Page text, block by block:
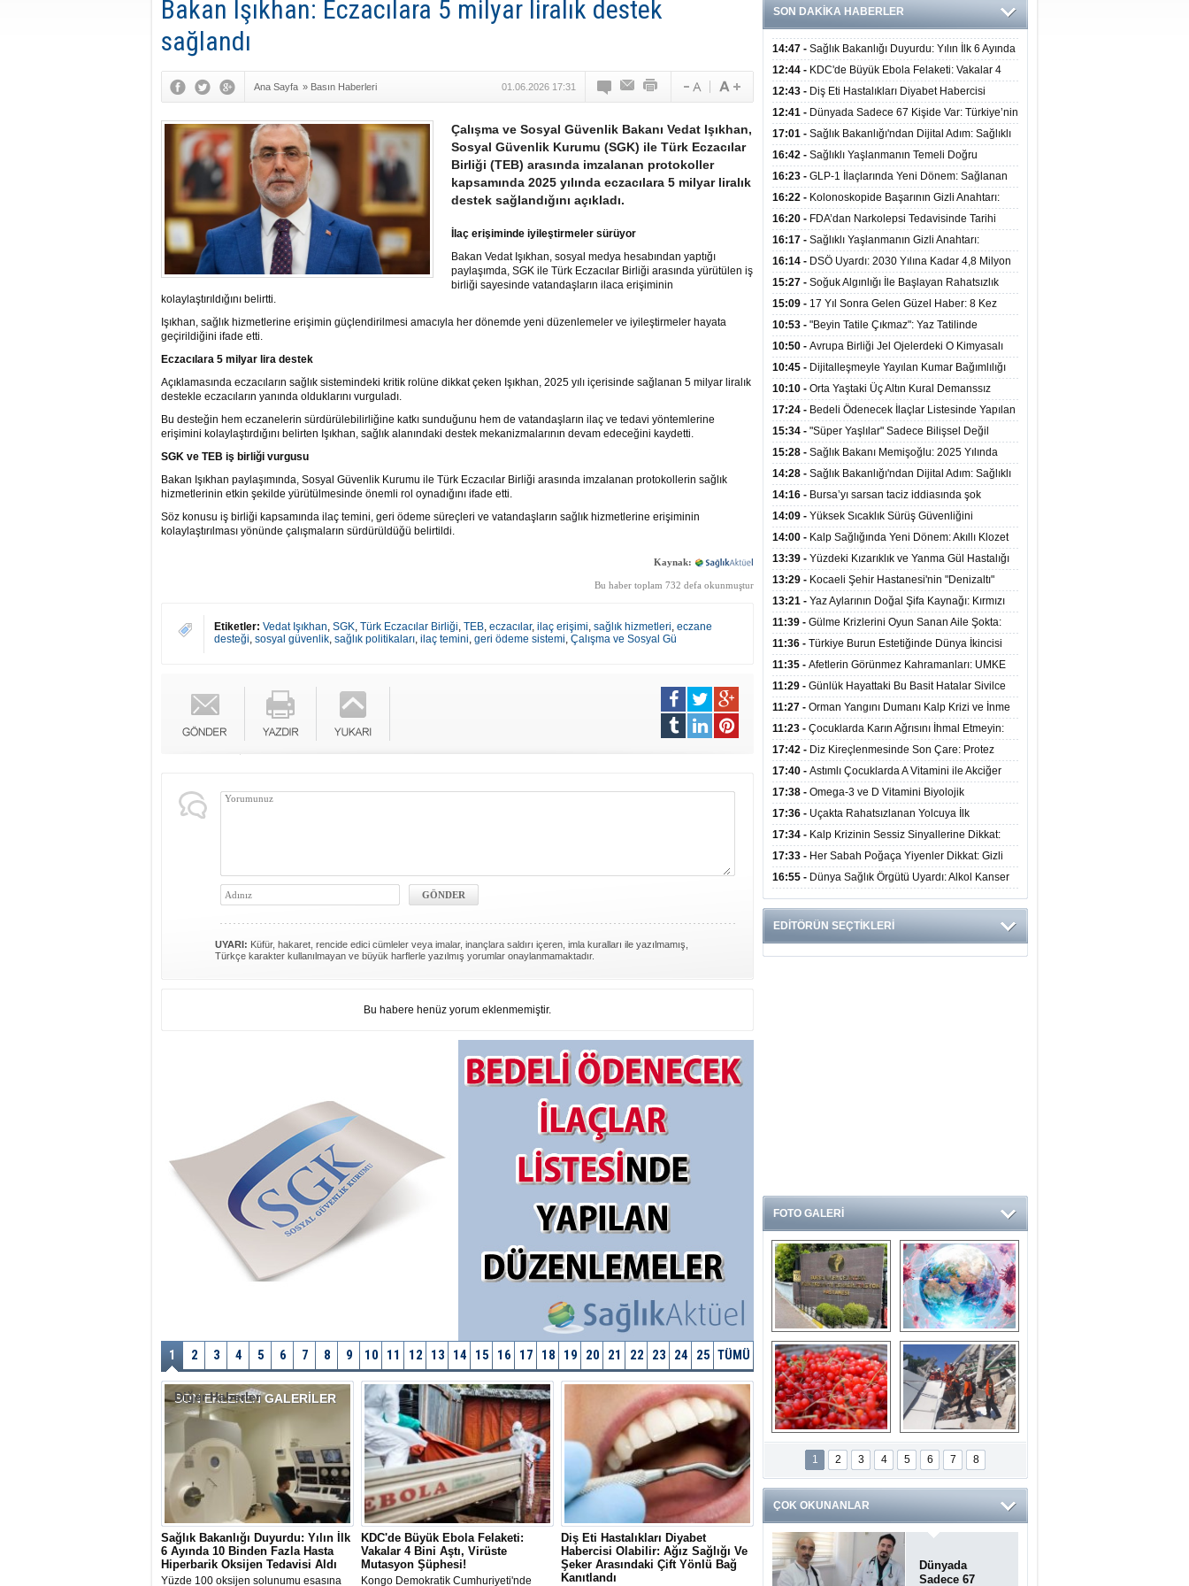
Bakan Işıkhan: Eczacılara 5 milyar liralık destek
sağlandı
Ana Sayfa » Basın Haberleri 01.06.2026 17:31
Çalışma ve Sosyal Güvenlik Bakanı Vedat Işıkhan,
Sosyal Güvenlik Kurumu (SGK) ile Türk Eczacılar
Birliği (TEB) arasında imzalanan protokoller
kapsamında 2025 yılında eczacılara 5 milyar liralık
destek sağlandığını açıkladı.
İlaç erişiminde iyileştirmeler sürüyor
Bakan Vedat Işıkhan, sosyal medya hesabından yaptığı
paylaşımda, SGK ile Türk Eczacılar Birliği arasında yürütülen iş
birliği sayesinde vatandaşların ilaca erişiminin
kolaylaştırıldığını belirtti.
Işıkhan, sağlık hizmetlerine erişimin güçlendirilmesi amacıyla her dönemde yeni düzenlemeler ve iyileştirmeler hayata
geçirildiğini ifade etti.
Eczacılara 5 milyar lira destek
Açıklamasında eczacıların sağlık sistemindeki kritik rolüne dikkat çeken Işıkhan, 2025 yılı içerisinde sağlanan 5 milyar liralık
destekle eczacıların yanında olduklarını vurguladı.
Bu desteğin hem eczanelerin sürdürülebilirliğine katkı sunduğunu hem de vatandaşların ilaç ve tedavi yöntemlerine
erişimini kolaylaştırdığını belirten Işıkhan, sağlık alanındaki destek mekanizmalarının devam edeceğini kaydetti.
SGK ve TEB iş birliği vurgusu
Bakan Işıkhan paylaşımında, Sosyal Güvenlik Kurumu ile Türk Eczacılar Birliği arasında imzalanan protokollerin sağlık
hizmetlerinin etkin şekilde yürütülmesinde önemli rol oynadığını ifade etti.
Söz konusu iş birliği kapsamında ilaç temini, geri ödeme süreçleri ve vatandaşların sağlık hizmetlerine erişiminin
kolaylaştırılması yönünde çalışmaların sürdürüldüğü belirtildi.
Kaynak:
Bu haber toplam 732 defa okunmuştur
Etiketler: Vedat Işıkhan, SGK, Türk Eczacılar Birliği, TEB, eczacılar, ilaç erişimi, sağlık hizmetleri, eczane
desteği, sosyal güvenlik, sağlık politikaları, ilaç temini, geri ödeme sistemi, Çalışma ve Sosyal Gü
UYARI: Küfür, hakaret, rencide edici cümleler veya imalar, inançlara saldırı içeren, imla kuralları ile yazılmamış,
Türkçe karakter kullanılmayan ve büyük harflerle yazılmış yorumlar onaylanmamaktadır.
Bu habere henüz yorum eklenmemiştir.
1 2 3 4 5 6 7 8 9 10 11 12 13 14 15 16 17 18 19 20 21 22 23 24 25 TÜMÜ
SON EKLENENGALERİLER
Diğer Haberler
Sağlık Bakanlığı Duyurdu: Yılın İlk
6 Ayında 10 Binden Fazla Hasta
Hiperbarik Oksijen Tedavisi Aldı
Yüzde 100 oksijen solunumu esasına
KDC'de Büyük Ebola Felaketi:
Vakalar 4 Bini Aştı, Virüste
Mutasyon Şüphesi!
Kongo Demokratik Cumhuriyeti'nde
Diş Eti Hastalıkları Diyabet
Habercisi Olabilir: Ağız Sağlığı Ve
Şeker Arasındaki Çift Yönlü Bağ
Kanıtlandı
SON DAKİKA HABERLER
14:47 - Sağlık Bakanlığı Duyurdu: Yılın İlk 6 Ayında
10 Binden Fazla Hasta Hiperbarik Oksijen Tedavisi
Aldı
12:44 - KDC'de Büyük Ebola Felaketi: Vakalar 4
Bini Aştı, Virüste Mutasyon Şüphesi!
12:43 - Diş Eti Hastalıkları Diyabet Habercisi
Olabilir: Ağız Sağlığı Ve Şeker Arasındaki Çift Yönlü
Bağ Kanıtlandı
12:41 - Dünyada Sadece 67 Kişide Var: Türkiye’nin
İlk Bundgaard Sendromu Vakası Diyarbakır’da
Teşhis Edildi
17:01 - Sağlık Bakanlığı'ndan Dijital Adım: Sağlıklı
Hayat Merkezlerinde Uzaktan Danışmanlık Dönemi
Başladı
16:42 - Sağlıklı Yaşlanmanın Temeli Doğru
Beslenmeden Geçiyor: İleri Yaşta Hangi Besin
Öğelerine İhtiyaç Duyuluyor?
16:23 - GLP-1 İlaçlarında Yeni Dönem: Sağlanan
Faydalar Yalnızca Kilo Kaybıyla Sınırlı Değil
16:22 - Kolonoskopide Başarının Gizli Anahtarı:
Yetersiz Bağırsak Temizliği Poliplerin Gözden
Kaçmasına Neden Oluyor
16:20 - FDA’dan Narkolepsi Tedavisinde Tarihi
Onay: Oreksin Sistemini Hedefleyen İlk İlaç
Kullanıma Sunuldu
16:17 - Sağlıklı Yaşlanmanın Gizli Anahtarı:
Düzenli Kuvvet Antrenmanı Kas Ve Kemik Sağlığını
Koruyor
16:14 - DSÖ Uyardı: 2030 Yılına Kadar 4,8 Milyon
Hemşire ve Ebe Açığı Oluşabilir
15:27 - Soğuk Algınlığı İle Başlayan Rahatsızlık
Karaciğer Yetmezliği Çıktı: 17 Yıl Sonra Nakille
Hayata Tutundu
15:09 - 17 Yıl Sonra Gelen Güzel Haber: 8 Kez
Reddedilen Hastaya 9'uncu Çağrıda Nakil Yapıldı
10:53 - "Beyin Tatile Çıkmaz": Yaz Tatilinde
Öğrenilenlerin Yüzde 39'u Unutulabiliyor
10:50 - Avrupa Birliği Jel Ojelerdeki O Kimyasalı
Yasakladı: Kısırlık ve Alerji Riski Uyarısı
10:45 - Dijitalleşmeyle Yayılan Kumar Bağımlılığı
Beyni ve Aileyi Yıkıma Uğratıyor
10:10 - Orta Yaştaki Üç Altın Kural Demanssız
Yaşamı 13 Yıl Uzatabiliyor
17:24 - Bedeli Ödenecek İlaçlar Listesinde Yapılan
Düzenlemeler Hakkında Duyuru 2026/30
15:34 - "Süper Yaşlılar" Sadece Bilişsel Değil
Fiziksel Olarak da Daha Sağlıklı Yaşıyor
15:28 - Sağlık Bakanı Memişoğlu: 2025 Yılında
300 Bini Aşkın Kişiye Emzirme Eğitimi Verildi
14:28 - Sağlık Bakanlığı'ndan Dijital Adım: Sağlıklı
Hayat Merkezlerinde Uzaktan Sağlık Hizmeti
Başladı
14:16 - Bursa’yı sarsan taciz iddiasında şok
gelişme!
14:09 - Yüksek Sıcaklık Sürüş Güvenliğini
Düşürüyor: 40 Derecede Güvenli Sürüş Süresi 53
Dakikaya İniyor
14:00 - Kalp Sağlığında Yeni Dönem: Akıllı Klozet
Kapağı 30 Saniyede Ritim Bozukluğunu Tespit
Ediyor
13:39 - Yüzdeki Kızarıklık ve Yanma Gül Hastalığı
(Rozasea) Belirtisi Olabilir
13:29 - Kocaeli Şehir Hastanesi'nin "Denizaltı"
Görünümlü Ünitesi Hastalara Umut Oluyor
13:21 - Yaz Aylarının Doğal Şifa Kaynağı: Kırmızı
Meyveler Bağışıklığı ve Kalbi Koruyor
11:39 - Gülme Krizlerini Oyun Sanan Aile Şokta:
3,5 Yaşındaki Çocuk 8 Kez Felç Geçirdi
11:36 - Türkiye Burun Estetiğinde Dünya İkincisi
Oldu
11:35 - Afetlerin Görünmez Kahramanları: UMKE
Dev Kadrosuyla Görev Başında
11:29 - Günlük Hayattaki Bu Basit Hatalar Sivilce
Oluşumunu Tetikliyor
11:27 - Orman Yangını Dumanı Kalp Krizi ve İnme
Riskini Artırıyor
11:23 - Çocuklarda Karın Ağrısını İhmal Etmeyin:
Apandisit Habercisi Olabilir
17:42 - Diz Kireçlenmesinde Son Çare: Protez
Ameliyatı İle Yaşam Kalitesi Artıyor
17:40 - Astımlı Çocuklarda A Vitamini ile Akciğer
Hacmi Arasında Bağlantı Bulundu
17:38 - Omega-3 ve D Vitamini Biyolojik
Yaşlanmayı Yavaşlatabilir
17:36 - Uçakta Rahatsızlanan Yolcuya İlk
Müdahale Sağlık Bakanı Memişoğlu'ndan Geldi
17:34 - Kalp Krizinin Sessiz Sinyallerine Dikkat:
Yalnızca Göğüs Ağrısıyla Gelmiyor
17:33 - Her Sabah Poğaça Yiyenler Dikkat: Gizli
Şeker ve Yağ Yükü Kalbi ve Bağırsakları Tehdit
Ediyor
16:55 - Dünya Sağlık Örgütü Uyardı: Alkol Kanser
Riskini Doğrudan Artırıyor
EDİTÖRÜN SEÇTİKLERİ
FOTO GALERİ
Ve burası da bir
devlet hastanesi
14 soruda
Koronavirüs
hakkında kendinizi
test edin...
Gilaburu meyvesi
kanserden koruyor
Endonezya’daki
deprem: Ölü sayısı
bin 203'e yükseldi
1 2 3 4 5 6 7 8
ÇOK OKUNANLAR
Dünyada
Sadece 67